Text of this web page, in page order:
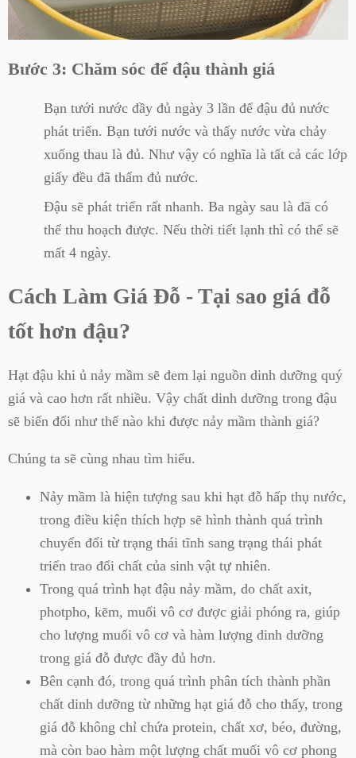
Bước 3: Chăm sóc để đậu thành giá
Bạn tưới nước đầy đủ ngày 3 lần để đậu đủ nước
phát triển. Bạn tưới nước và thấy nước vừa chảy
xuống thau là đủ. Như vậy có nghĩa là tất cả các lớp
giấy đều đã thấm đủ nước.
Đậu sẽ phát triển rất nhanh. Ba ngày sau là đã có
thể thu hoạch được. Nếu thời tiết lạnh thì có thể sẽ
mất 4 ngày.
Cách Làm Giá Đỗ - Tại sao giá đỗ
tốt hơn đậu?
Hạt đậu khi ủ nảy mầm sẽ đem lại nguồn dinh dưỡng quý
giá và cao hơn rất nhiều. Vậy chất dinh dưỡng trong đậu
sẽ biến đổi như thế nào khi được nảy mầm thành giá?
Chúng ta sẽ cùng nhau tìm hiểu.
Nảy mầm là hiện tượng sau khi hạt đỗ hấp thụ nước,
trong điều kiện thích hợp sẽ hình thành quá trình
chuyển đổi từ trạng thái tĩnh sang trạng thái phát
triển trao đổi chất của sinh vật tự nhiên.
Trong quá trình hạt đậu nảy mầm, do chất axit,
photpho, kẽm, muối vô cơ được giải phóng ra, giúp
cho lượng muối vô cơ và hàm lượng dinh dưỡng
trong giá đỗ được đầy đủ hơn.
Bên cạnh đó, trong quá trình phân tích thành phần
chất dinh dưỡng từ những hạt giá đỗ cho thấy, trong
giá đỗ không chỉ chứa protein, chất xơ, béo, đường,
mà còn bao hàm một lượng chất muối vô cơ phong